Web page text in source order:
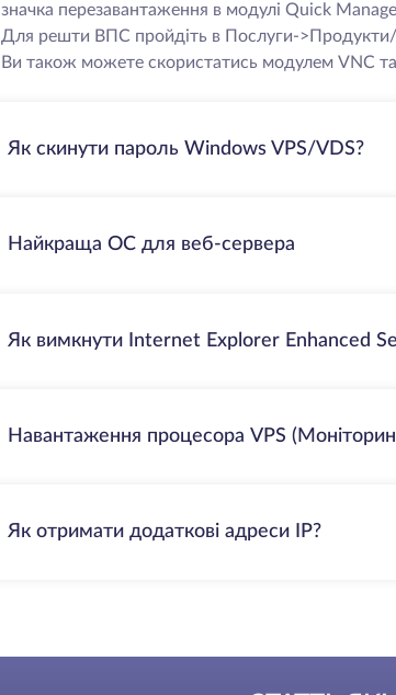
значка перезавантаження в модулі Quick
Для решти ВПС пройдіть в Послуги-
Ви також можете скористатись модулем VNC
Як скинути пароль Windows VPS/VDS?
Найкраща ОС для веб-сервера
Як вимкнути Internet Explorer Enhanced
Навантаження процесора VPS
Як отримати додаткові адреси IP?